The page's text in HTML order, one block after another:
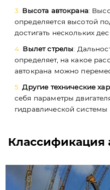
Высота автокрана:
определяется высотой
достигать нескольких
Вылет стрелы:
определяет, на какое
автокрана можно
Другие технические
себя параметры
гидравлической системы
Классификация